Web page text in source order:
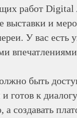
работ
выставки и
У вас
быть
готов к
а создавать